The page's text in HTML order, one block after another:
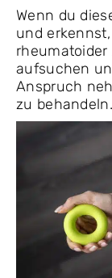
Wenn du
und
aufsuchen
Anspruch
zu behandeln.